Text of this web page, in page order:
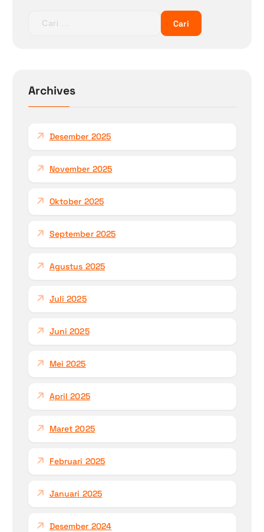
Archives
Desember 2025
November 2025
Oktober 2025
September 2025
Agustus 2025
Juli 2025
Juni 2025
Mei 2025
April 2025
Maret 2025
Februari 2025
Januari 2025
Desember 2024